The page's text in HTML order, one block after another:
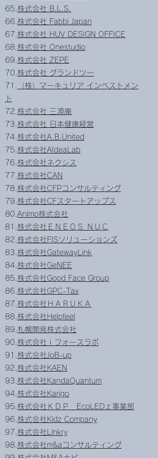
65. 株式会社 B.L.S.
66. 株式会社 Fabbi Japan
67. 株式会社 HUV DESIGN OFFICE
68. 株式会社 Onestudio
69. 株式会社 ZEPE
70. 株式会社 グランドツー
71.
（株）マーキュリア インベストメン
ト
72. 株式会社 三源庵
73. 株式会社 日本健康経営
74. 株式会社A.B.United
75. 株式会社AIdeaLab
76. 株式会社ネクシス
77. 株式会社CAN
78. 株式会社CFPコンサルティング
79. 株式会社CFスタートアップス
80.Animo株式会社
81. 株式会社ＥＮＥＯＳ ＮＵＣ
82. 株式会社FISソリューションズ
83. 株式会社GatewayLink
84. 株式会社GeNEE
85. 株式会社Good Face Group
86. 株式会社GPC-Tax
87. 株式会社ＨＡＲＵＫＡ
88. 株式会社Helpfeel
89. 札幌開発株式会社
90. 株式会社ｉフォースラボ
91. 株式会社JoB-up
92. 株式会社KAEN
93. 株式会社KandaQuantum
94. 株式会社Karigo
95. 株式会社ＫＤＰ EcoLEDｚ事業部
96. 株式会社Kidz Company
97. 株式会社Linkry
98. 株式会社m&aコンサルティング